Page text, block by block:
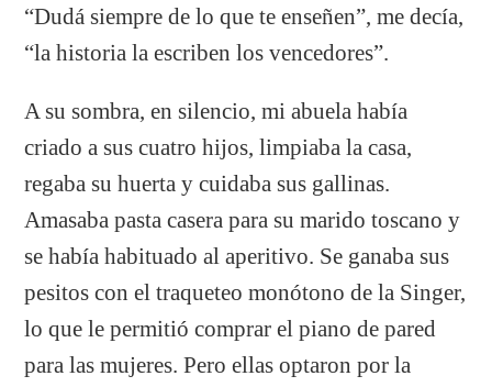
“Dudá siempre de lo que te enseñen”, me decía,
“la historia la escriben los vencedores”.
A su sombra, en silencio, mi abuela había
criado a sus cuatro hijos, limpiaba la casa,
regaba su huerta y cuidaba sus gallinas.
Amasaba pasta casera para su marido toscano y
se había habituado al aperitivo. Se ganaba sus
pesitos con el traqueteo monótono de la Singer,
lo que le permitió comprar el piano de pared
para las mujeres. Pero ellas optaron por la